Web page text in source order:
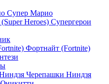
Супер Марио
Супергерои
Фортнайт (Fortnite)
Черепашки Ниндзя